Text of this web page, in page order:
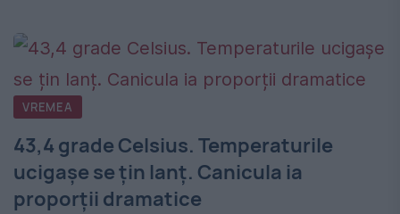
VREMEA
43,4 grade Celsius. Temperaturile
ucigașe se țin lanț. Canicula ia
proporții dramatice